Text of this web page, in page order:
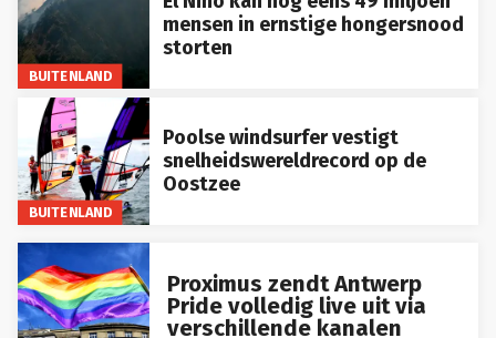
BUITENLAND
mensen in ernstige hongersnood
storten
BUITENLAND
Poolse windsurfer vestigt
snelheidswereldrecord op de
Oostzee
Proximus zendt Antwerp
Pride volledig live uit via
verschillende kanalen